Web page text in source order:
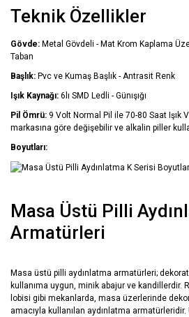
Teknik Özellikler
Gövde: Metal Gövdeli - Mat Krom Kaplama
Taban
Başlık: Pvc ve Kumaş Başlık - Antrasit Renk
Işık Kaynağı: 6lı SMD Ledli - Günışığı
Pil Ömrü: 9 Volt Normal Pil ile 70-80 Saat Işık
markasına göre değişebilir ve alkalin piller
Boyutları:
Masa Üstü Pilli
Armatürleri
Masa üstü pilli aydınlatma armatürleri;
kullanıma uygun, minik abajur ve kandillerdir.
lobisi gibi mekanlarda, masa üzerlerinde
amacıyla kullanılan aydınlatma